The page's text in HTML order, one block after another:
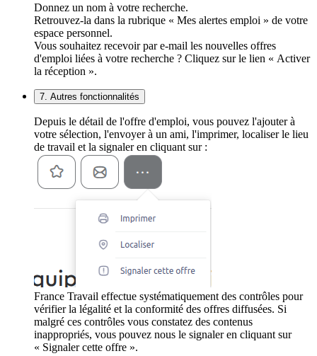
Donnez un nom à votre recherche.
Retrouvez-la dans la rubrique « Mes alertes emploi » de votre
espace personnel.
Vous souhaitez recevoir par e-mail les nouvelles offres
d'emploi liées à votre recherche ? Cliquez sur le lien « Activer
la réception ».
7. Autres fonctionnalités
Depuis le détail de l'offre d'emploi, vous pouvez l'ajouter à
votre sélection, l'envoyer à un ami, l'imprimer, localiser le lieu
de travail et la signaler en cliquant sur :
France Travail effectue systématiquement des contrôles pour
vérifier la légalité et la conformité des offres diffusées. Si
malgré ces contrôles vous constatez des contenus
inappropriés, vous pouvez nous le signaler en cliquant sur
« Signaler cette offre ».